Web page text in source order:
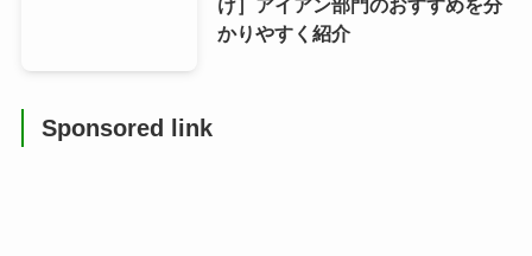
け］アイアン部門のおすすめを分
かりやすく紹介
Sponsored link